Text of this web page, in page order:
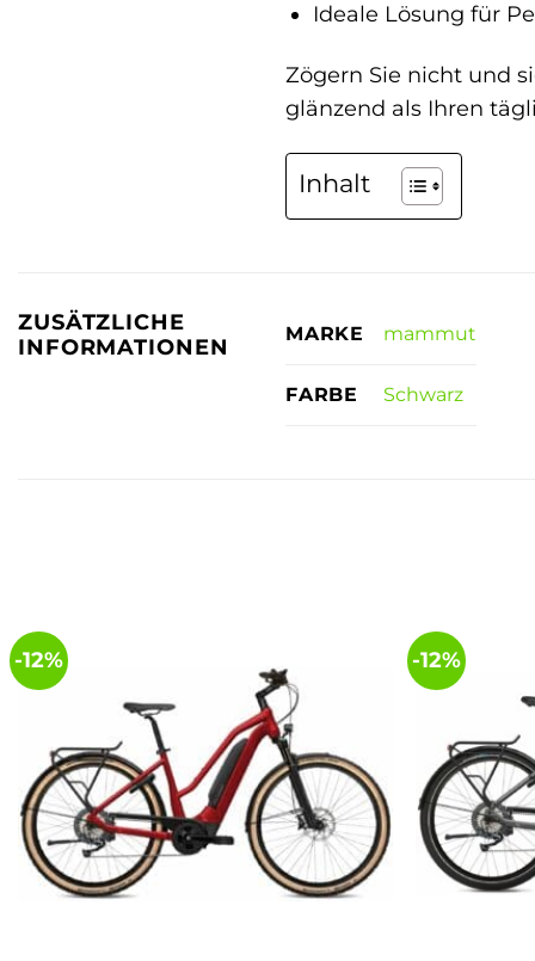
Ideale Lösung für
Zögern Sie nicht und
glänzend als Ihren
Inhalt
ZUSÄTZLICHE
INFORMATIONEN
MARKE mammut
FARBE Schwarz
-12% -12%